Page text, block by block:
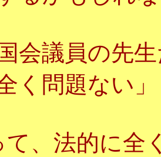
会議員の先
く問題ない
て、法的に全